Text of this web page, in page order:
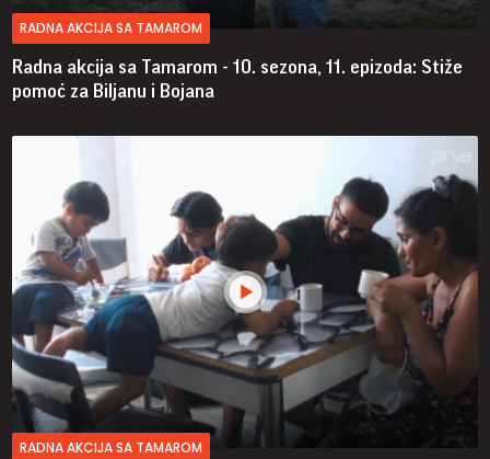
RADNA AKCIJA SA TAMAROM
Radna akcija sa Tamarom - 10. sezona, 11. epizoda: Stiže
pomoć za Biljanu i Bojana
RADNA AKCIJA SA TAMAROM